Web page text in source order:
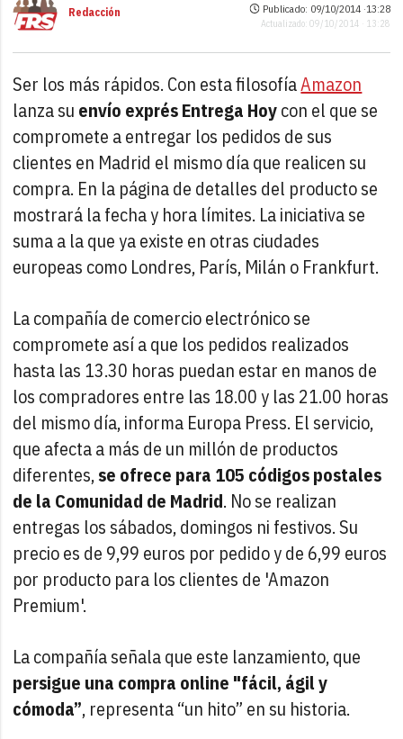
Redacción Publicado: 09/10/2014 ·13:28
Actualizado: 09/10/2014 · 13:28
Ser los más rápidos. Con esta filosofíaAmazon
lanza su envío exprés Entrega Hoycon el que se
compromete a entregar los pedidos de sus
clientes en Madrid el mismo día que realicen su
compra. En la página de detalles del producto se
mostrará la fecha y hora límites. La iniciativa se
suma a la que ya existe en otras ciudades
europeas como Londres, París, Milán o Frankfurt.
La compañía de comercio electrónico se
compromete así a que los pedidos realizados
hasta las 13.30 horas puedan estar en manos de
los compradores entre las 18.00 y las 21.00 horas
del mismo día, informa Europa Press. El servicio,
que afecta a más de un millón de productos
diferentes,se ofrece para 105 códigos postales
de la Comunidad de Madrid. No se realizan
entregas los sábados, domingos ni festivos. Su
precio es de 9,99 euros por pedido y de 6,99 euros
por producto para los clientes de 'Amazon
Premium'.
La compañía señala que este lanzamiento, que
persigue una compra online "fácil, ágil y
cómoda”, representa “un hito” en su historia.